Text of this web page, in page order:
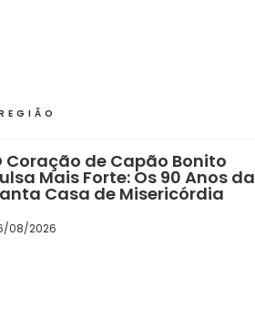
Coração de Capão Bonito
Mais Forte: Os 90 Anos da
Casa de Misericórdia
08/2026